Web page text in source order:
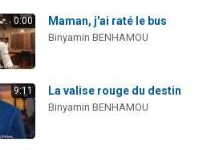
0:00 Maman, j'ai raté le bus
Binyamin BENHAMOU
9:11 La valise rouge du destin
Binyamin BENHAMOU